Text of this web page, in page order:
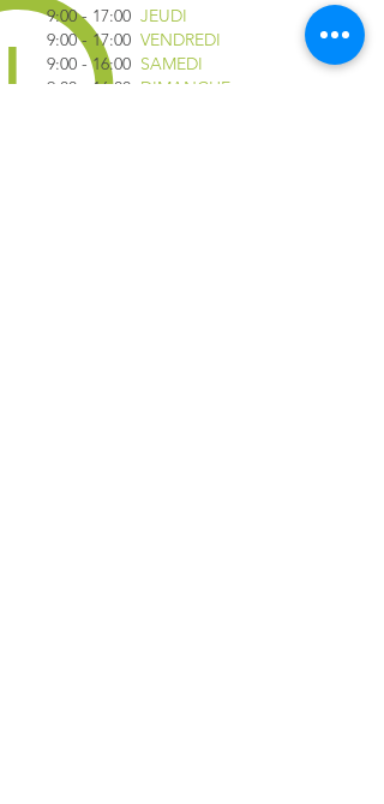
9:00 - 17:00 JEUDI
9:00 - 17:00 VENDREDI
9:00 - 16:00 SAMEDI
9:00 - 16:00 DIMANCHE